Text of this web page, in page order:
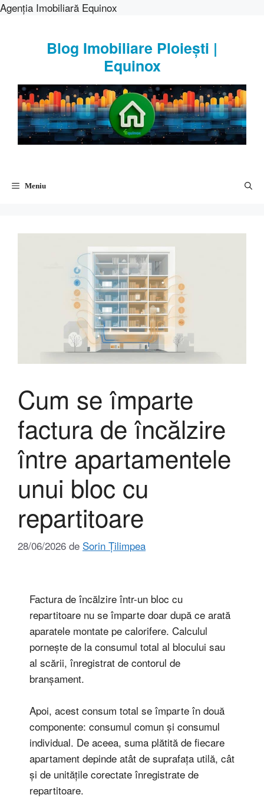
Agenția Imobiliară Equinox
Blog Imobiliare Ploiești |
Equinox
Meniu
Cum se împarte
factura de încălzire
între apartamentele
unui bloc cu
repartitoare
28/06/2026 de Sorin Țilimpea
Factura de încălzire într-un bloc cu
repartitoare nu se împarte doar după ce arată
aparatele montate pe calorifere. Calculul
pornește de la consumul total al blocului sau
al scării, înregistrat de contorul de
branșament.
Apoi, acest consum total se împarte în două
componente: consumul comun și consumul
individual. De aceea, suma plătită de fiecare
apartament depinde atât de suprafața utilă, cât
și de unitățile corectate înregistrate de
repartitoare.